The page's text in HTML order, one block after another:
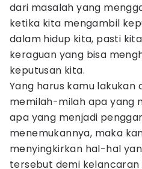
dari masalah yang
ketika kita mengambil
dalam hidup kita, pasti
keraguan yang bisa
keputusan kita.
Yang harus kamu lakukan
memilah-milah apa yang
apa yang menjadi
menemukannya, maka
menyingkirkan hal-hal
tersebut demi kelancaran